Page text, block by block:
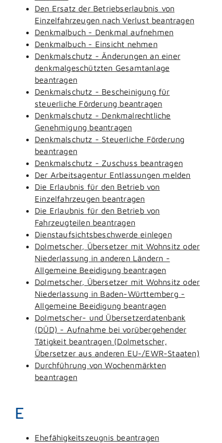
Den Ersatz der Betriebserlaubnis von
Einzelfahrzeugen nach Verlust beantragen
Denkmalbuch - Denkmal aufnehmen
Denkmalbuch - Einsicht nehmen
Denkmalschutz - Änderungen an einer
denkmalgeschützten Gesamtanlage
beantragen
Denkmalschutz - Bescheinigung für
steuerliche Förderung beantragen
Denkmalschutz - Denkmalrechtliche
Genehmigung beantragen
Denkmalschutz - Steuerliche Förderung
beantragen
Denkmalschutz - Zuschuss beantragen
Der Arbeitsagentur Entlassungen melden
Die Erlaubnis für den Betrieb von
Einzelfahrzeugen beantragen
Die Erlaubnis für den Betrieb von
Fahrzeugteilen beantragen
Dienstaufsichtsbeschwerde einlegen
Dolmetscher, Übersetzer mit Wohnsitz oder
Niederlassung in anderen Ländern -
Allgemeine Beeidigung beantragen
Dolmetscher, Übersetzer mit Wohnsitz oder
Niederlassung in Baden-Württemberg -
Allgemeine Beeidigung beantragen
Dolmetscher- und Übersetzerdatenbank
(DÜD) - Aufnahme bei vorübergehender
Tätigkeit beantragen (Dolmetscher,
Übersetzer aus anderen EU-/EWR-Staaten)
Durchführung von Wochenmärkten
beantragen
E
Ehefähigkeitszeugnis beantragen